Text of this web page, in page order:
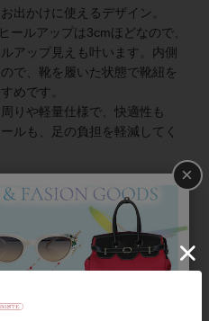
出かけに使えるデザイン。
ールアップは3cmほどなので、
アップ見えも叶います。内側
で、靴を履いた状態で靴紐を
めです。
りや軽量仕様で、快適性も
ルも、足の負担を軽減してく
ールに入れて発送いたしま
がある場合がございます。あ
ますようお願いいたします。
メージとは関連がございませ
文時の備考欄にご記入くださ
×